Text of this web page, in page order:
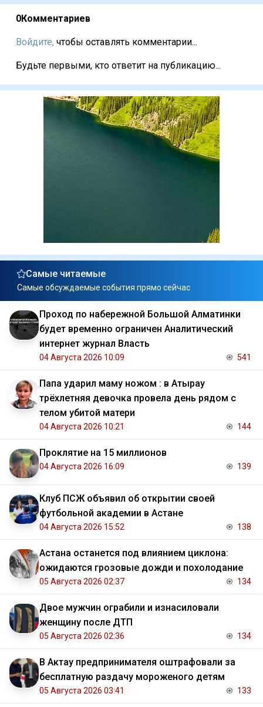
0Комментариев
Войдите, чтобы оставлять комментарии...
Будьте первыми, кто ответит на публикацию...
Самые читаемые
Самые обсуждаемые события прямо сейчас
Проход по набережной Большой Алматинки
будет временно ограничен Аналитический
интернет журнал Власть
04 Августа 2026 10:09 541
Папа ударил маму ножом : в Атырау
трёхлетняя девочка провела день рядом с
телом убитой матери
04 Августа 2026 10:21 144
Проклятие на 15 миллионов
04 Августа 2026 16:09 139
Клуб ПСЖ объявил об открытии своей
футбольной академии в Астане
04 Августа 2026 15:52 138
Астана останется под влиянием циклона:
ожидаются грозовые дожди и похолодание
05 Августа 2026 02:37 134
Двое мужчин ограбили и изнасиловали
женщину после ДТП
05 Августа 2026 02:36 134
В Актау предпринимателя оштрафовали за
бесплатную раздачу мороженого детям
05 Августа 2026 03:41 133